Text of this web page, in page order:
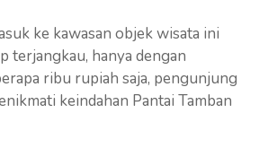
ke kawasan objek wisata ini
terjangkau, hanya dengan
ribu rupiah saja, pengunjung
keindahan Pantai Tamban